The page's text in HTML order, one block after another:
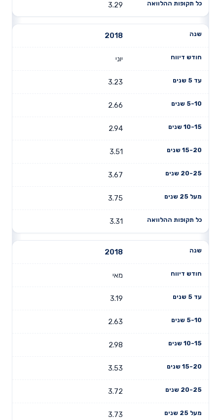
3.29
2018
יוני
3.23
2.66
2.94
3.51
3.67
3.75
3.31
2018
מאי
3.19
2.63
2.98
3.53
3.72
3.73